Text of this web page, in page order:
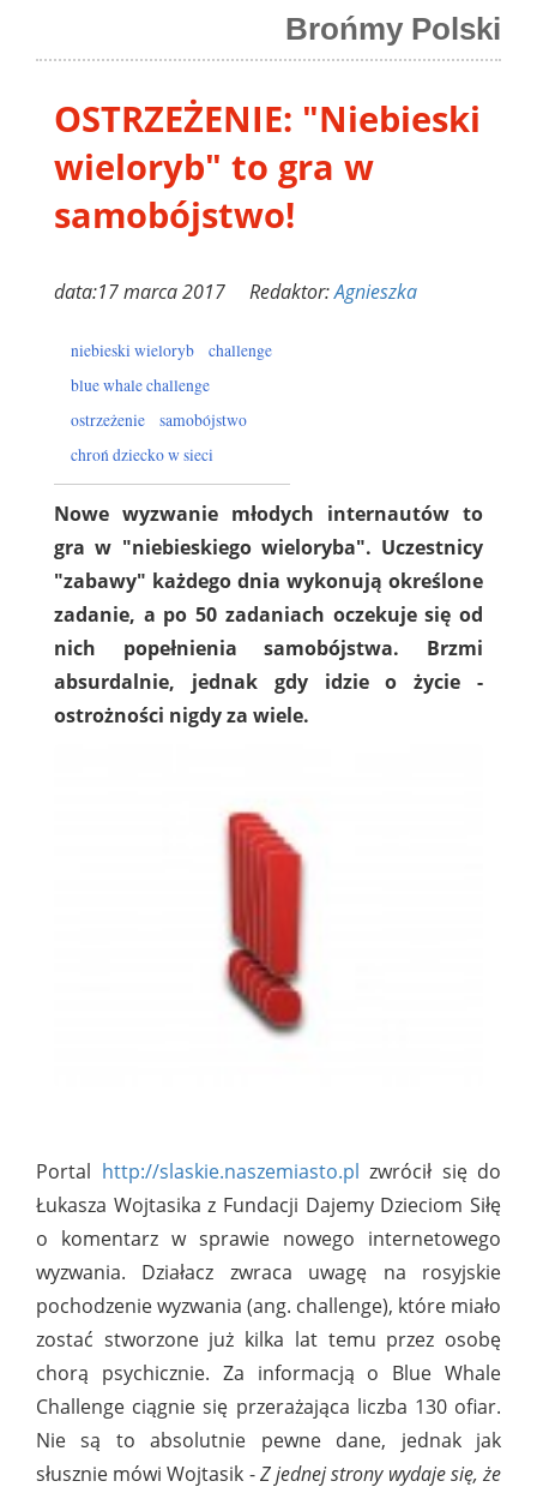
Brońmy Polski
OSTRZEŻENIE: "Niebieski
wieloryb" to gra w
samobójstwo!
data:17 marca 2017 Redaktor:Agnieszka
niebieski wieloryb
challenge
blue whale challenge
ostrzeżenie
samobójstwo
chroń dziecko w sieci
Nowe wyzwanie młodych internautów to
gra w "niebieskiego wieloryba". Uczestnicy
"zabawy" każdego dnia wykonują określone
zadanie, a po 50 zadaniach oczekuje się od
nich popełnienia samobójstwa. Brzmi
absurdalnie, jednak gdy idzie o życie -
ostrożności nigdy za wiele.
Portal http://slaskie.naszemiasto.pl zwrócił się do
Łukasza Wojtasika z Fundacji Dajemy Dzieciom Siłę
o komentarz w sprawie nowego internetowego
wyzwania. Działacz zwraca uwagę na rosyjskie
pochodzenie wyzwania (ang. challenge), które miało
zostać stworzone już kilka lat temu przez osobę
chorą psychicznie. Za informacją o Blue Whale
Challenge ciągnie się przerażająca liczba 130 ofiar.
Nie są to absolutnie pewne dane, jednak jak
słusznie mówi Wojtasik -Z jednej strony wydaje się, że